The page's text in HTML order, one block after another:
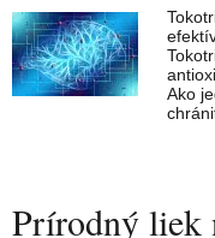
Ako
Prírodný liek